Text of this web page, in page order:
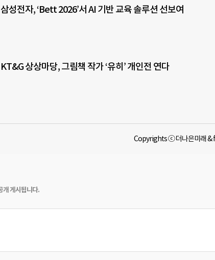
삼성전자, ‘Bett 2026’서 AI 기반 교육 솔루션 선보여
KT&G 상상마당, 그림책 작가 ‘유히’ 개인전 연다
Copyrights ⓒ 더나은미래